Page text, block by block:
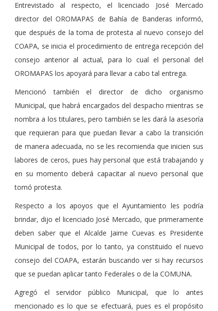
Entrevistado al respecto, el licenciado José Mercado
director del OROMAPAS de Bahía de Banderas informó,
que después de la toma de protesta al nuevo consejo del
COAPA, se inicia el procedimiento de entrega recepción del
consejo anterior al actual, para lo cual el personal del
OROMAPAS los apoyará para llevar a cabo tal entrega.
Mencionó también el director de dicho organismo
Municipal, que habrá encargados del despacho mientras se
nombra a los titulares, pero también se les dará la asesoría
que requieran para que puedan llevar a cabo la transición
de manera adecuada, no se les recomienda que inicien sus
labores de ceros, pues hay personal que está trabajando y
en su momento deberá capacitar al nuevo personal que
tomó protesta.
Respecto a los apoyos que el Ayuntamiento les podría
brindar, dijo el licenciado José Mercado, que primeramente
deben saber que el Alcalde Jaime Cuevas es Presidente
Municipal de todos, por lo tanto, ya constituido el nuevo
consejo del COAPA, estarán buscando ver si hay recursos
que se puedan aplicar tanto Federales o de la COMUNA.
Agregó el servidor público Municipal, que lo antes
mencionado es lo que se efectuará, pues es el propósito